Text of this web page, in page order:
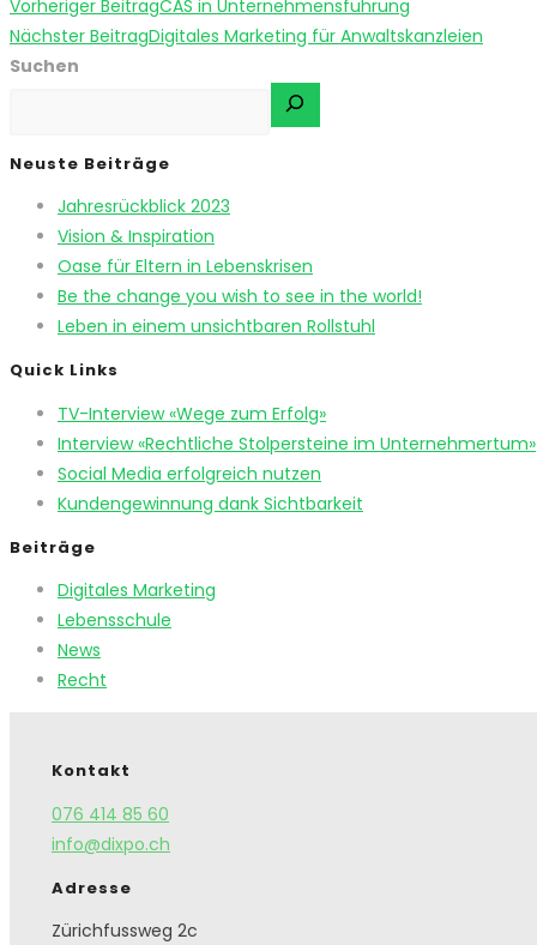
Vorheriger BeitragCAS in Unternehmensführung
Nächster BeitragDigitales Marketing für Anwaltskanzleien
Suchen
Neuste Beiträge
Jahresrückblick 2023
Vision & Inspiration
Oase für Eltern in Lebenskrisen
Be the change you wish to see in the world!
Leben in einem unsichtbaren Rollstuhl
Quick Links
TV-Interview «Wege zum Erfolg»
Interview «Rechtliche Stolpersteine im Unternehmertum»
Social Media erfolgreich nutzen
Kundengewinnung dank Sichtbarkeit
Beiträge
Digitales Marketing
Lebensschule
News
Recht
Kontakt
076 414 85 60
info@dixpo.ch
Adresse
Zürichfussweg 2c